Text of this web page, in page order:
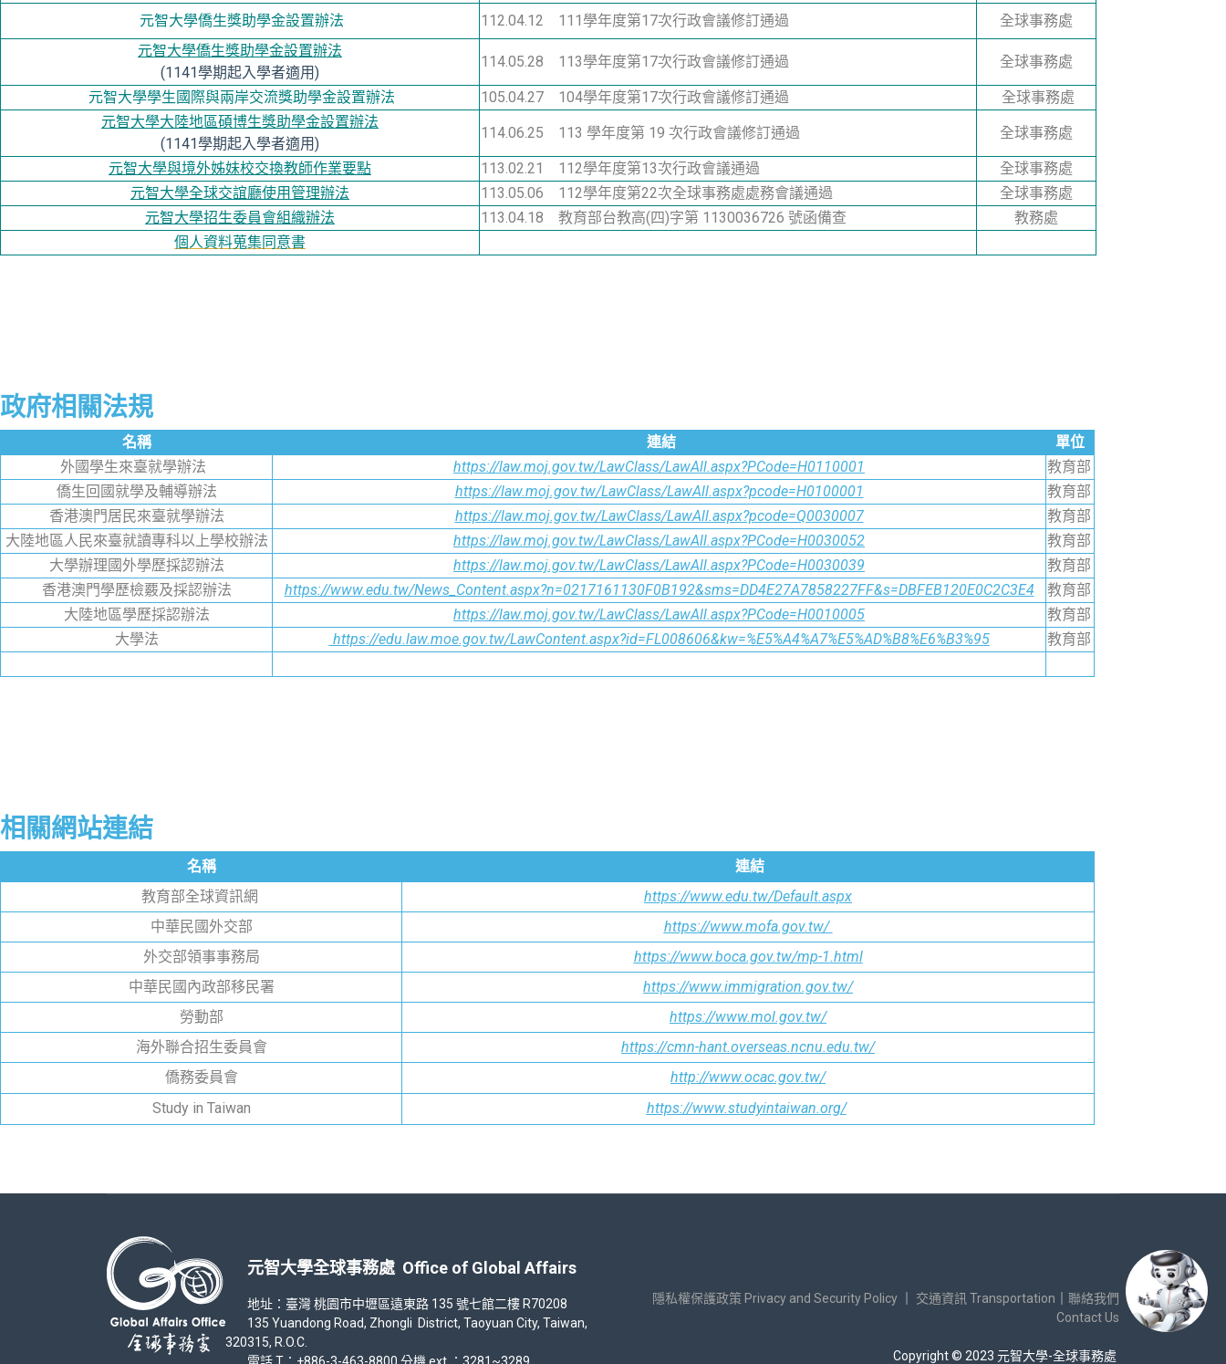
元智大學僑生獎助學金設置辦法 112.04.12 111學年度第17次行政會議修訂通過
全球事務處
元智大學僑生獎助學金設置辦法
(1141學期起入學者適用)
114.05.28 113學年度第17次行政會議修訂通過 全球事務處
元智大學學生國際與兩岸交流獎助學金設置辦法 105.04.27 104學年度第17次行政會議修訂通過
全球事務處
元智大學大陸地區碩博生獎助學金設置辦法
(1141學期起入學者適用)
114.06.25 113 學年度第 19 次行政會議修訂通過 全球事務處
元智大學與境外姊妹校交換教師作業要點 113.02.21 112學年度第13次行政會議通過
全球事務處
元智大學全球交誼廳使用管理辦法
113.05.06 112學年度第22次全球事務處處務會議通過
全球事務處
元智大學招生委員會組織辦法
113.04.18 教育部台教高(四)字第 1130036726 號函備查
教務處
個人資料蒐集同意書
政府相關法規
名稱 連結
單位
外國學生來臺就學辦法
https://law.moj.gov.tw/LawClass/LawAll.aspx?PCode=H0110001
教育部
僑生回國就學及輔導辦法
https://law.moj.gov.tw/LawClass/LawAll.aspx?pcode=H0100001
教育部
香港澳門居民來臺就學辦法
https://law.moj.gov.tw/LawClass/LawAll.aspx?pcode=Q0030007
教育部
大陸地區人民來臺就讀專科以上學校辦法
https://law.moj.gov.tw/LawClass/LawAll.aspx?PCode=H0030052
教育部
大學辦理國外學歷採認辦法
https://law.moj.gov.tw/LawClass/LawAll.aspx?PCode=H0030039
教育部
香港澳門學歷檢覈及採認辦法
https://www.edu.tw/News_Content.aspx?n=0217161130F0B192&sms=DD4E27A7858227FF&s=DBFEB120E0C2C3E4
教育部
大陸地區學歷採認辦法
https://law.moj.gov.tw/LawClass/LawAll.aspx?PCode=H0010005
教育部
大學法
https://edu.law.moe.gov.tw/LawContent.aspx?id=FL008606&kw=%E5%A4%A7%E5%AD%B8%E6%B3%95 教育部
相關網站連結
名稱
連結
教育部全球資訊網
https://www.edu.tw/Default.aspx
中華民國外交部
https://www.mofa.gov.tw/
外交部領事事務局
https://www.boca.gov.tw/mp-1.html
中華民國內政部移民署
https://www.immigration.gov.tw/
勞動部
https://www.mol.gov.tw/
海外聯合招生委員會
https://cmn-hant.overseas.ncnu.edu.tw/
僑務委員會
http://www.ocac.gov.tw/
Study in Taiwan
https://www.studyintaiwan.org/
元智大學全球事務處 Office of Global Affairs
地址：臺灣 桃園市中壢區遠東路 135 號七館二樓 R70208
135 Yuandong Road, Zhongli District, Taoyuan City, Taiwan,
320315, R.O.C.
隱私權保護政策 Privacy and Security Policy 交通資訊 Transportation
聯絡我們
Contact Us
Copyright © 2023 元智大學-全球事務處